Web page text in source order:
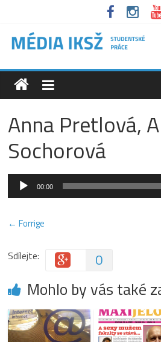
Anna Pretlová,
Sochorová
Audio
přehrávač
00:00
← Forrige
Sdílejte: 0
Mohlo by vás také